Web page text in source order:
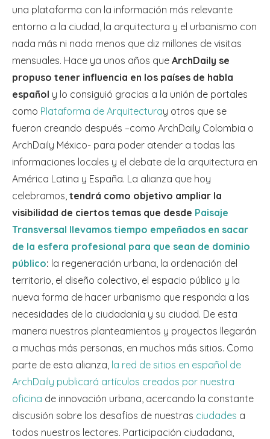
una plataforma con la información más relevante
entorno a la ciudad, la arquitectura y el urbanismo con
nada más ni nada menos que diz millones de visitas
mensuales. Hace ya unos años que ArchDaily se
propuso tener influencia en los países de habla
español y lo consiguió gracias a la unión de portales
como Plataforma de Arquitecturay otros que se
fueron creando después –como ArchDaily Colombia o
ArchDaily México- para poder atender a todas las
informaciones locales y el debate de la arquitectura en
América Latina y España. La alianza que hoy
celebramos, tendrá como objetivo ampliar la
visibilidad de ciertos temas que desde Paisaje
Transversal llevamos tiempo empeñados en sacar
de la esfera profesional para que sean de dominio
público: la regeneración urbana, la ordenación del
territorio, el diseño colectivo, el espacio público y la
nueva forma de hacer urbanismo que responda a las
necesidades de la ciudadanía y su ciudad. De esta
manera nuestros planteamientos y proyectos llegarán
a muchas más personas, en muchos más sitios. Como
parte de esta alianza, la red de sitios en español de
ArchDaily publicará artículos creados por nuestra
oficina de innovación urbana, acercando la constante
discusión sobre los desafíos de nuestras ciudades a
todos nuestros lectores. Participación ciudadana,